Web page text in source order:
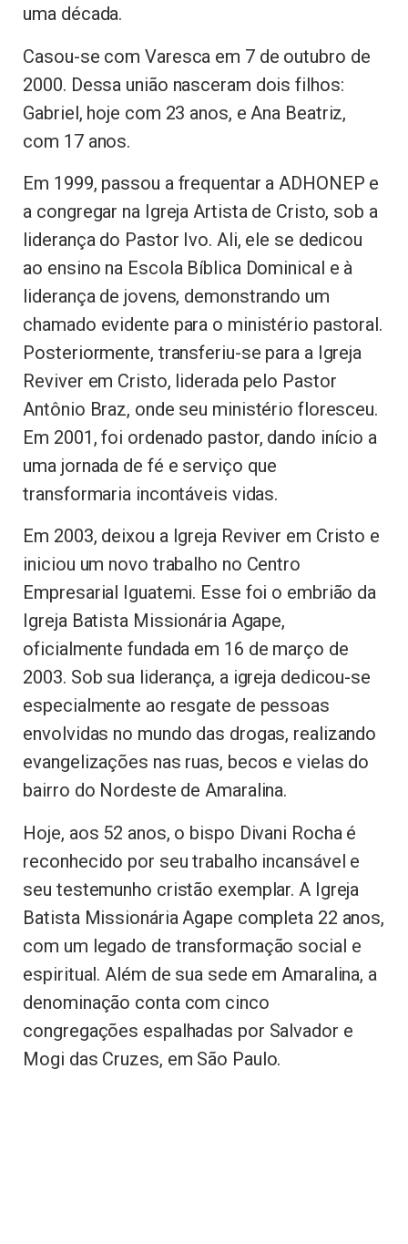
uma década.
Casou-se com Varesca em 7 de outubro de
2000. Dessa união nasceram dois filhos:
Gabriel, hoje com 23 anos, e Ana Beatriz,
com 17 anos.
Em 1999, passou a frequentar a ADHONEP e
a congregar na Igreja Artista de Cristo, sob a
liderança do Pastor Ivo. Ali, ele se dedicou
ao ensino na Escola Bíblica Dominical e à
liderança de jovens, demonstrando um
chamado evidente para o ministério pastoral.
Posteriormente, transferiu-se para a Igreja
Reviver em Cristo, liderada pelo Pastor
Antônio Braz, onde seu ministério floresceu.
Em 2001, foi ordenado pastor, dando início a
uma jornada de fé e serviço que
transformaria incontáveis vidas.
Em 2003, deixou a Igreja Reviver em Cristo e
iniciou um novo trabalho no Centro
Empresarial Iguatemi. Esse foi o embrião da
Igreja Batista Missionária Agape,
oficialmente fundada em 16 de março de
2003. Sob sua liderança, a igreja dedicou-se
especialmente ao resgate de pessoas
envolvidas no mundo das drogas, realizando
evangelizações nas ruas, becos e vielas do
bairro do Nordeste de Amaralina.
Hoje, aos 52 anos, o bispo Divani Rocha é
reconhecido por seu trabalho incansável e
seu testemunho cristão exemplar. A Igreja
Batista Missionária Agape completa 22 anos,
com um legado de transformação social e
espiritual. Além de sua sede em Amaralina, a
denominação conta com cinco
congregações espalhadas por Salvador e
Mogi das Cruzes, em São Paulo.